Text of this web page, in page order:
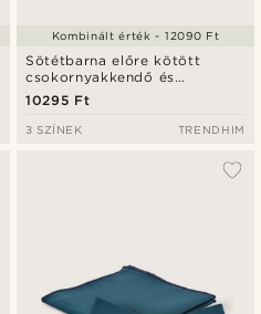
Sötétbarna előre kötött
csokornyakkendő és
díszzsebkendő szett
10295 Ft
Kombinált érték - 12090 Ft
3 SZÍNEK TRENDHIM